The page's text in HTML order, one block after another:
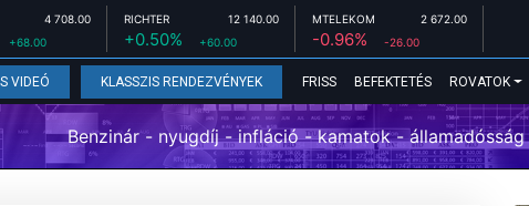
4 708.00
+68.00
RICHTER 12 140.00
+0.50% +60.00
MTELEKOM 2 672.00
-0.96% -26.00
VIDEÓ KLASSZIS RENDEZVÉNYEK FRISS BEFEKTETÉS ROVATOK
Benzinár - nyugdíj - infláció - kamatok - államadósság